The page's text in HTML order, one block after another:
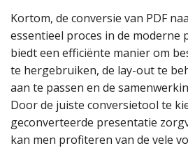
Kortom, de conversie van PDF
essentieel proces in de moderne
biedt een efficiënte manier om
te hergebruiken, de lay-out te
aan te passen en de
Door de juiste conversietool te
geconverteerde presentatie
kan men profiteren van de vele